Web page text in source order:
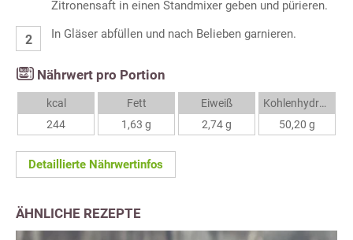
Zitronensaft in einen Standmixer geben und pürieren.
In Gläser abfüllen und nach Belieben garnieren.
Nährwert pro Portion
kcal
244
Fett
1,63 g
Eiweiß
2,74 g
Kohlenhydrate
50,20 g
Detaillierte Nährwertinfos
ÄHNLICHE REZEPTE